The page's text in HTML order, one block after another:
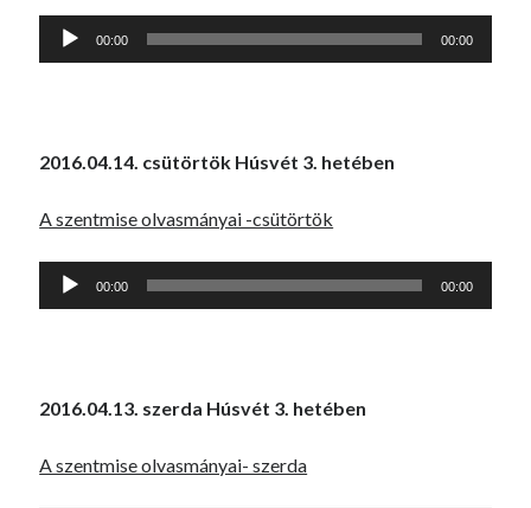
Audió
00:00 00:00
2016.04.14. csütörtök Húsvét 3. hetében
A szentmise olvasmányai -csütörtök
Audió
00:00 00:00
2016.04.13. szerda Húsvét 3. hetében
A szentmise olvasmányai- szerda